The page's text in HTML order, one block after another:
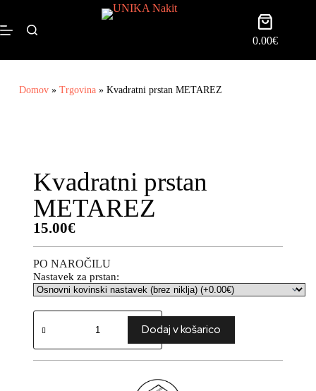
0.00€
Domov» Trgovina» Kvadratni prstan METAREZ
Kvadratni prstan
METAREZ
15.00€
PO NAROČILU
Nastavek za prstan:
Dodaj v košarico